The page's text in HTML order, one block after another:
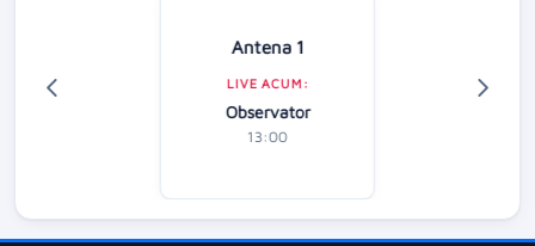
Antena 1
LIVE ACUM:
Observator
13:00